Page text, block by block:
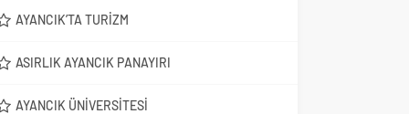
AYANCIK’TA TURIZM
ASIRLIK AYANCIK PANAYIRI
AYANCIK ÜNIVERSITESI